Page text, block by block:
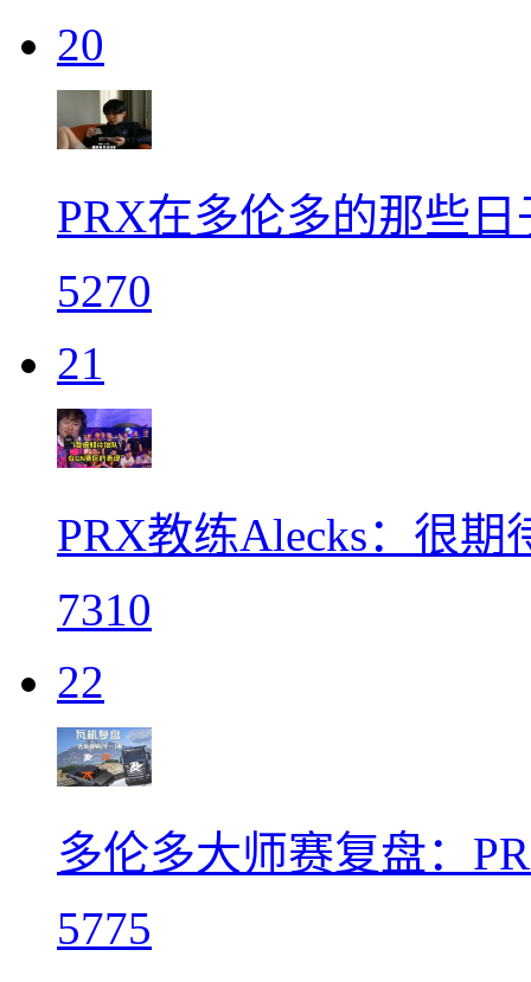
20
PRX在多伦多的那些
5270
21
PRX教练Alecks：很
7310
22
多伦多大师赛复盘：
5775